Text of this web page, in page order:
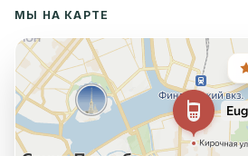
МЫ НА КАРТЕ